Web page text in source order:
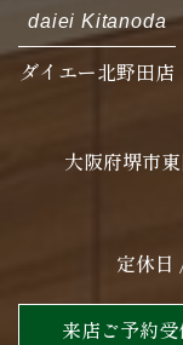
daiei Kitanoda
ダイエー北野田店
大阪府堺市
定休日
来店ご予約